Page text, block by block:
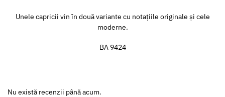
Unele capricii vin în două variante cu notațiile originale și cele
moderne.
BA 9424
Nu există recenzii până acum.